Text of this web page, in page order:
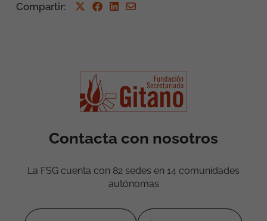
Compartir:
Contacta con nosotros
La FSG cuenta con 82 sedes en 14 comunidades
autónomas